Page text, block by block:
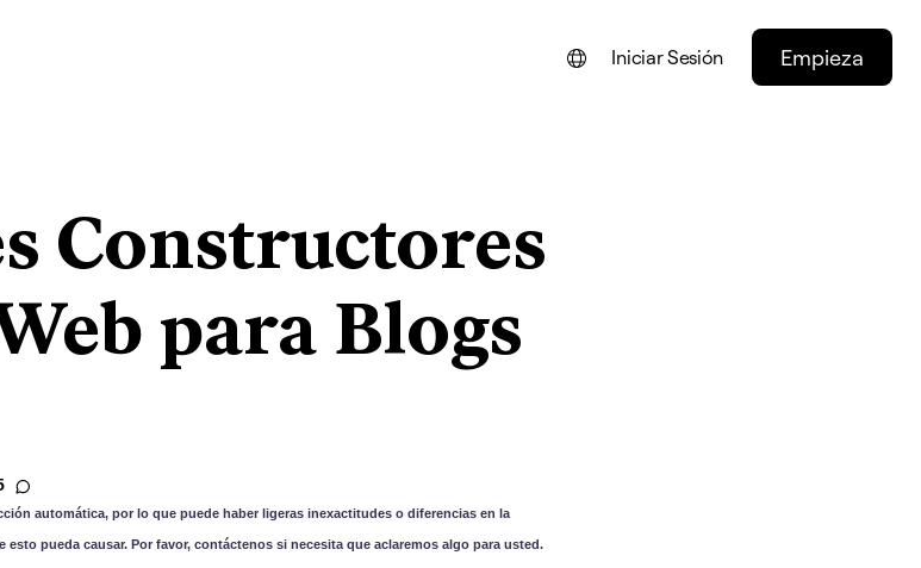
DEUTSCH
PORTUGUÊS
ITALIANO
Iniciar Sesión Empieza
Constructores
para Blogs
automática, por lo que puede haber ligeras inexactitudes o diferencias en la
pueda causar. Por favor, contáctenos si necesita que aclaremos algo para usted.